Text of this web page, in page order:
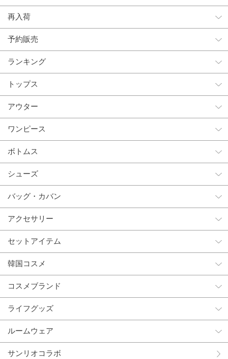
再入荷
予約販売
ランキング
トップス
アウター
ワンピース
ボトムス
シューズ
バッグ・カバン
アクセサリー
セットアイテム
韓国コスメ
コスメブランド
ライフグッズ
ルームウェア
サンリオコラボ